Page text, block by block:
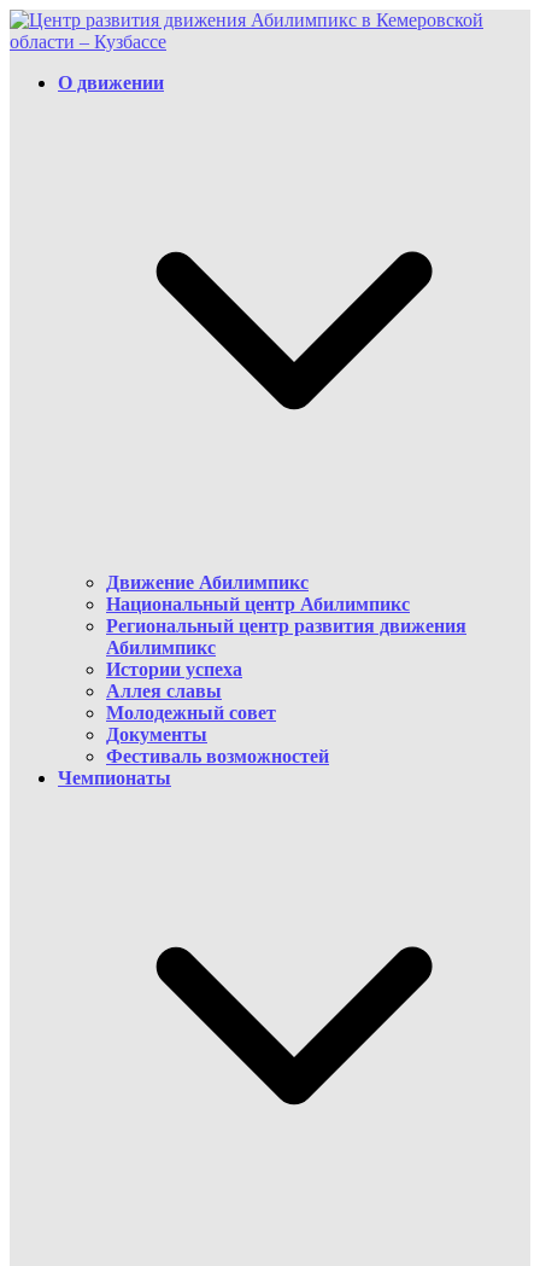
Перейти
к
О движении
Движение Абилимпикс
Национальный центр Абилимпикс
Региональный центр развития движения
Абилимпикс
Истории успеха
Аллея славы
Молодежный совет
Документы
Фестиваль возможностей
Чемпионаты